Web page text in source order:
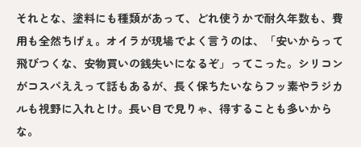
それとな、塗料にも種類があって、どれ使うかで耐久年数も、費
用も全然ちげぇ。オイラが現場でよく言うのは、「安いからって
飛びつくな、安物買いの銭失いになるぞ」ってこった。シリコン
がコスパええって話もあるが、長く保ちたいならフッ素やラジカ
ルも視野に入れとけ。長い目で見りゃ、得することも多いから
な。